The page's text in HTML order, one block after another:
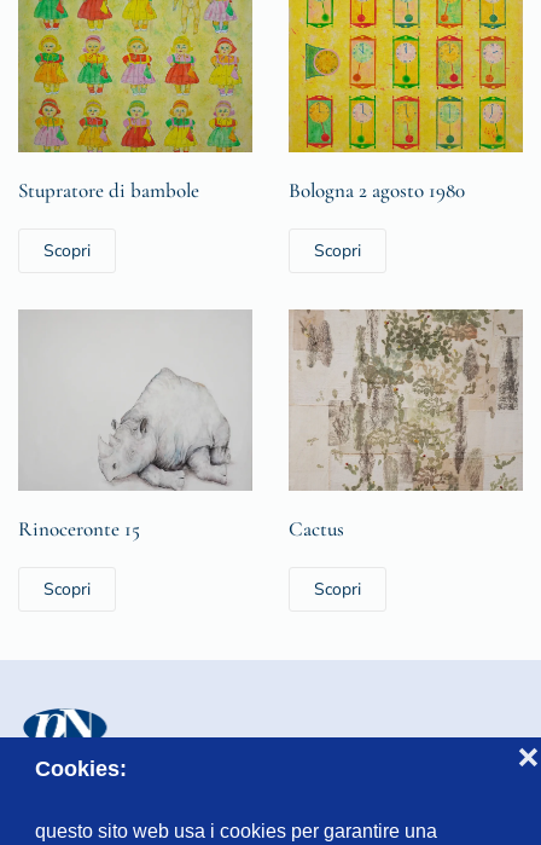
Cookies:
questo sito web usa i cookies per garantire una
❌
Stupratore di bambole
Scopri
Bologna 2 agosto 1980
Scopri
Rinoceronte 15
Scopri
Cactus
Scopri
Ferrara